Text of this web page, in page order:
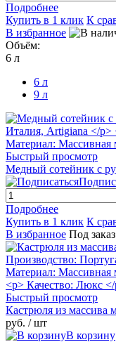
Подробнее
Купить в 1 клик К
В избранное
Объём:
6 л
6 л
9 л
Быстрый просмотр
Медный сотейник с
Подробнее
Купить в 1 клик К
В избранное Под заказ
Быстрый просмотр
Кастрюля из массива
руб. / шт
В корзину